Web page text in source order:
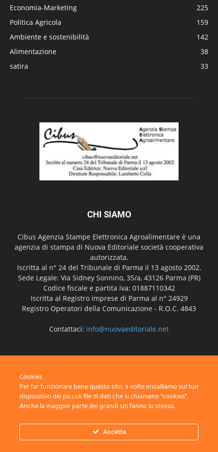
Economia-Marketing
225
Politica Agricola
159
Ambiente e sostenibilità
142
Alimentazione
38
satira
33
CHI SIAMO
Cibus Agenzia Stampe Elettronica Agroalimentare è una
agenzia di stampa di Nuova Editoriale società cooperativa
autorizzata.
Iscritta al n° 24 del Tribunale di Parma il 13 agosto 2002.
Sede Legale: Via Sidney Sonnino, 35/a, 43126 Parma (PR)
Codice fiscale e partita iva: 01887110342
Iscritta al Registro imprese di Parma al n° 24929
Registro Operatori della Comunicazione - R.O.C. 4843
Contattaci: info@nuovaeditoriale.net
Privacy Advertisement
Cookies
Per far funzionare bene questo sito, a volte installiamo sul tuo
dispositivo dei piccoli file di dati che si chiamano "cookies".
Anche la maggior parte dei grandi siti fanno lo stesso.
Accetta